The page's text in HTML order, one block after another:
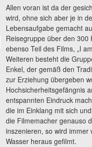
Allen voran ist da der
wird, ohne sich aber je in
Lebensaufgabe gemacht
Reisegruppe über den 300
ebenso Teil des Films, „I
Weiteren besteht die
Enkel, der gemäß den
zur Erziehung übergeben
Hochsicherheitsgefängnis
entspannten Eindruck
die im Einklang mit sich
die Filmemacher genauso
inszenieren, so wird immer
Wasser heraus gefilmt.